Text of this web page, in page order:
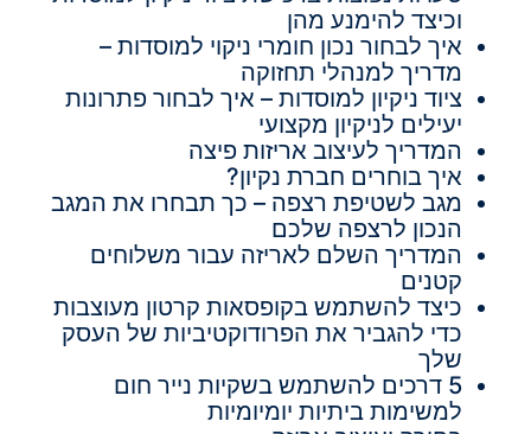
וכיצד להימנע מהן
איך לבחור נכון חומרי ניקוי למוסדות –
מדריך למנהלי תחזוקה
ציוד ניקיון למוסדות – איך לבחור פתרונות
יעילים לניקיון מקצועי
המדריך לעיצוב אריזות פיצה
איך בוחרים חברת נקיון?
מגב לשטיפת רצפה – כך תבחרו את המגב
הנכון לרצפה שלכם
המדריך השלם לאריזה עבור משלוחים
קטנים
כיצד להשתמש בקופסאות קרטון מעוצבות
כדי להגביר את הפרודוקטיביות של העסק
שלך
5 דרכים להשתמש בשקיות נייר חום
למשימות ביתיות יומיומיות